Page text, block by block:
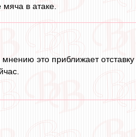
в атаке.
это приближает отставку